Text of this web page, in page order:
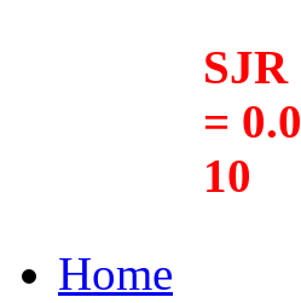
SJR
=
10
Home